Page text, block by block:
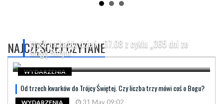
NAJCZĘŚCIEJ CZYTANE
Myśli na każdy dzień - 07.08 z cyklu „365 dni ze
sługą Bożym
WYDARZENIA
Od trzech kwarków do Trójcy Świętej. Czy liczba trzy mówi coś o Bogu?
31 May 09:02